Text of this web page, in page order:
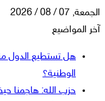
الجمعة, 07 / 08 / 2026
آخر المواضيع
هل تستطيع الدول
الوطنية؟
حزب الله: هاجمنا